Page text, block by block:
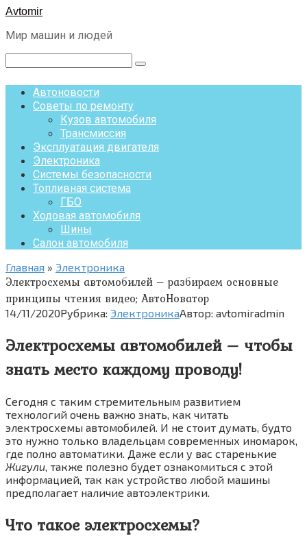
Перейти
контенту
Avtomir
Мир машин и людей
Поиск:
Автоновости
Советы по ремонту
Кузов автомобиля
Трансмиссия
Эксплуатация двигателя
Электроника
Системы безопасности
Топливная система
ГБО
Ходовая автомобиля
Шины
Салон автомобиля
Главная » Электроника
Электросхемы автомобилей – разбираем основные
принципы чтения видео; АвтоНоватор
14/11/2020Рубрика: ЭлектроникаАвтор: avtomiradmin
Электросхемы автомобилей – чтобы
знать место каждому проводу!
Сегодня с таким стремительным развитием
технологий очень важно знать, как читать
электросхемы автомобилей. И не стоит думать, будто
это нужно только владельцам современных иномарок,
где полно автоматики. Даже если у вас старенькие
Жигули, также полезно будет ознакомиться с этой
информацией, так как устройство любой машины
предполагает наличие автоэлектрики.
Что такое электросхемы?